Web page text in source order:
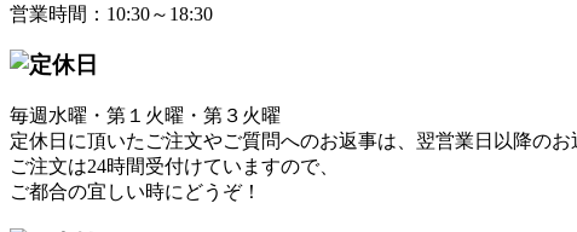
営業時間：10:30～18:30
毎週水曜・第１火曜・第３火曜
定休日に頂いたご注文やご質問へのお返事は、翌営業日以降の
ご注文は24時間受付けていますので、
ご都合の宜しい時にどうぞ！